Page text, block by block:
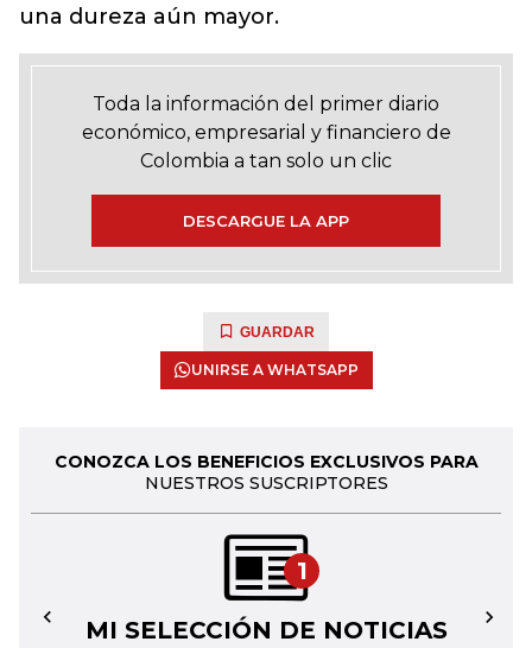
una dureza aún mayor.
Toda la información del primer diario
económico, empresarial y financiero de
Colombia a tan solo un clic
DESCARGUE LA APP
GUARDAR
UNIRSE A WHATSAPP
CONOZCA LOS BENEFICIOS EXCLUSIVOS PARA
NUESTROS SUSCRIPTORES
1
MI SELECCIÓN DE NOTICIAS
← →